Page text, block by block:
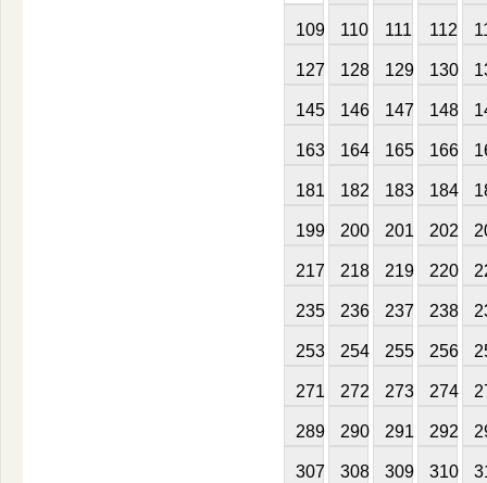
109 110 111 112
127 128 129 130
145 146 147 148
163 164 165 166
181 182 183 184
199 200 201 202
217 218 219 220
235 236 237 238
253 254 255 256
271 272 273 274
289 290 291 292
307 308 309 310